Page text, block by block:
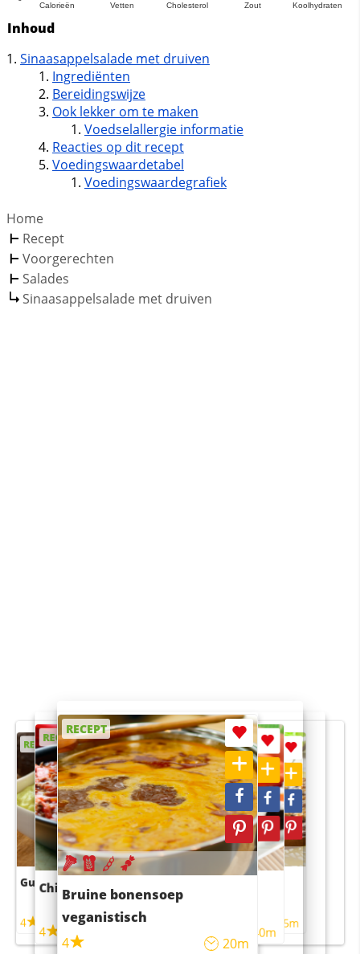
Inhoud
Sinaasappelsalade met druiven
Ingrediënten
Bereidingswijze
Ook lekker om te maken
Voedselallergie informatie
Reacties op dit recept
Voedingswaardetabel
Voedingswaardegrafiek
Home
Recept
Voorgerechten
Salades
Sinaasappelsalade met druiven
RECEPT
Guacamole
4
RECEPT
Chili con carne
4 45m
RECEPT
Bruine bonensoep
veganistisch
4
20m
RECEPT
Sushi rijstsalade
maaltijdsalade
40m
RECEPT
4 55m